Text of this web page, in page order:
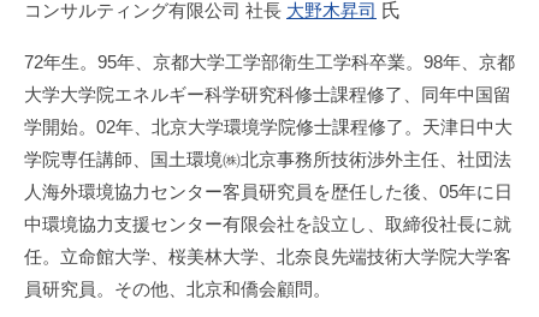
コンサルティング有限公司 社長 大野木昇司 氏
72年生。95年、京都大学工学部衛生工学科卒業。98年、京都
大学大学院エネルギー科学研究科修士課程修了、同年中国留
学開始。02年、北京大学環境学院修士課程修了。天津日中大
学院専任講師、国土環境㈱北京事務所技術渉外主任、社団法
人海外環境協力センター客員研究員を歴任した後、05年に日
中環境協力支援センター有限会社を設立し、取締役社長に就
任。立命館大学、桜美林大学、北奈良先端技術大学院大学客
員研究員。その他、北京和僑会顧問。